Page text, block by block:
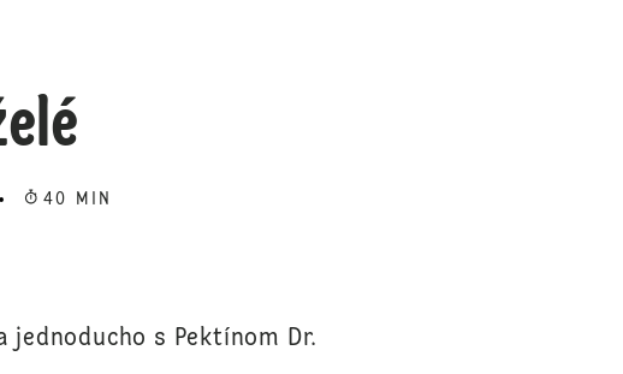
to rate.
40 MIN
s Pektínom Dr.